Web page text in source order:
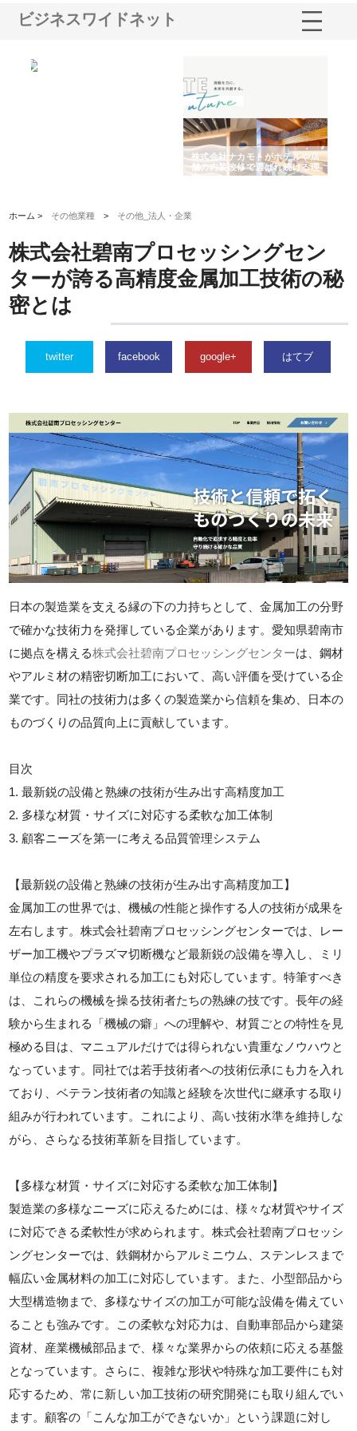
ビジネスワイドネット
株式会社ナカモトがホテルや店
舗の内装改修で選ばれ続ける理
由
ホーム > その他業種 > その他_法人・企業
株式会社碧南プロセッシングセン
ターが誇る高精度金属加工技術の秘
密とは
twitter facebook google+ はてブ
日本の製造業を支える縁の下の力持ちとして、金属加工の分野
で確かな技術力を発揮している企業があります。愛知県碧南市
に拠点を構える株式会社碧南プロセッシングセンターは、鋼材
やアルミ材の精密切断加工において、高い評価を受けている企
業です。同社の技術力は多くの製造業から信頼を集め、日本の
ものづくりの品質向上に貢献しています。
目次
1. 最新鋭の設備と熟練の技術が生み出す高精度加工
2. 多様な材質・サイズに対応する柔軟な加工体制
3. 顧客ニーズを第一に考える品質管理システム
【最新鋭の設備と熟練の技術が生み出す高精度加工】
金属加工の世界では、機械の性能と操作する人の技術が成果を
左右します。株式会社碧南プロセッシングセンターでは、レー
ザー加工機やプラズマ切断機など最新鋭の設備を導入し、ミリ
単位の精度を要求される加工にも対応しています。特筆すべき
は、これらの機械を操る技術者たちの熟練の技です。長年の経
験から生まれる「機械の癖」への理解や、材質ごとの特性を見
極める目は、マニュアルだけでは得られない貴重なノウハウと
なっています。同社では若手技術者への技術伝承にも力を入れ
ており、ベテラン技術者の知識と経験を次世代に継承する取り
組みが行われています。これにより、高い技術水準を維持しな
がら、さらなる技術革新を目指しています。
【多様な材質・サイズに対応する柔軟な加工体制】
製造業の多様なニーズに応えるためには、様々な材質やサイズ
に対応できる柔軟性が求められます。株式会社碧南プロセッシ
ングセンターでは、鉄鋼材からアルミニウム、ステンレスまで
幅広い金属材料の加工に対応しています。また、小型部品から
大型構造物まで、多様なサイズの加工が可能な設備を備えてい
ることも強みです。この柔軟な対応力は、自動車部品から建築
資材、産業機械部品まで、様々な業界からの依頼に応える基盤
となっています。さらに、複雑な形状や特殊な加工要件にも対
応するため、常に新しい加工技術の研究開発にも取り組んでい
ます。顧客の「こんな加工ができないか」という課題に対し